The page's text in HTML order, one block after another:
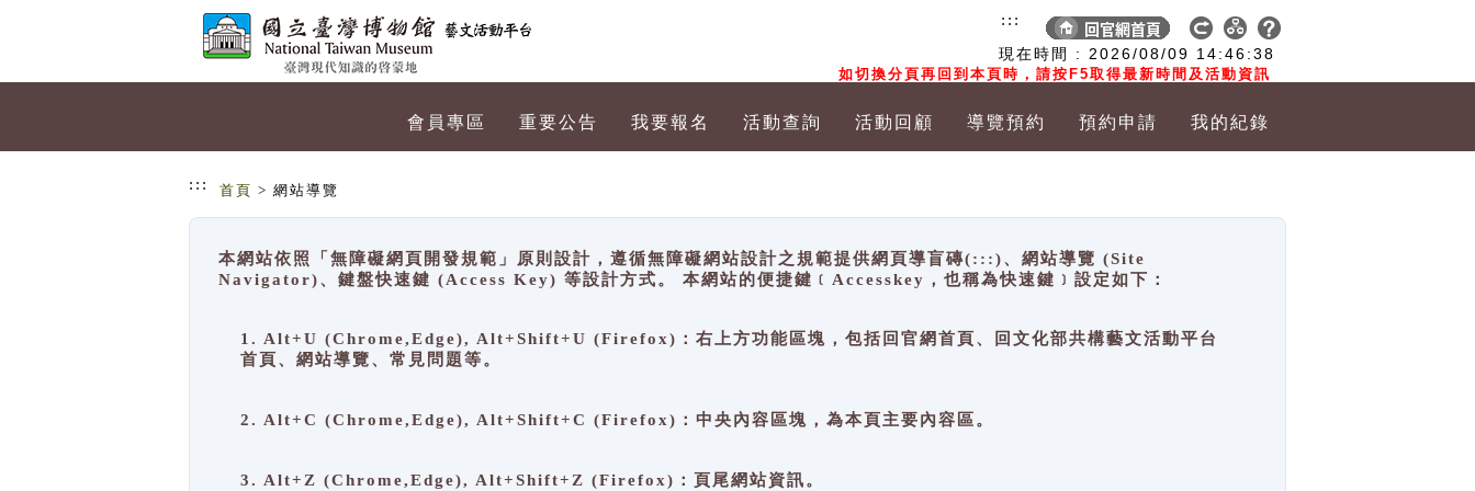
現在時間 : 2026/08/09 14:46:38
如切換分頁再回到本頁時，請按F5取得最新時間及活動資訊
:::
會員專區 重要公告 我要報名 活動查詢 活動回顧 導覽預約 預約申請 我的紀錄
::: 首頁 > 網站導覽
本網站依照「無障礙網頁開發規範」原則設計，遵循無障礙網站設計之規範提供網頁導盲磚(:::)、網站導覽 (Site
Navigator)、鍵盤快速鍵 (Access Key) 等設計方式。 本網站的便捷鍵﹝Accesskey，也稱為快速鍵﹞設定如下：
1. Alt+U (Chrome,Edge), Alt+Shift+U (Firefox)：右上方功能區塊，包括回官網首頁、回文化部共構藝文活動平台
首頁、網站導覽、常見問題等。
2. Alt+C (Chrome,Edge), Alt+Shift+C (Firefox)：中央內容區塊，為本頁主要內容區。
3. Alt+Z (Chrome,Edge), Alt+Shift+Z (Firefox)：頁尾網站資訊。